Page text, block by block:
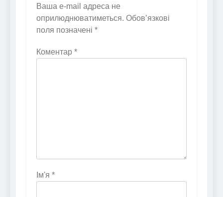
Ваша e-mail адреса не
оприлюднюватиметься. Обов’язкові
поля позначені *
Коментар *
Ім'я *